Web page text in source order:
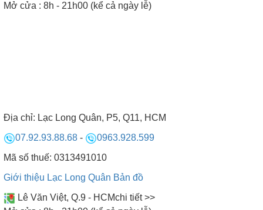
• Mâm từ E.G.O cao cấp: Được làm từ những cuộn
• Mâm từ giá rẻ: Thông thường dòng mâm này
tuổi thọ sản phẩm không cao. Chính vì vậy giá
thành của sản phẩm này cũng rẻ hơn so với những
Mở cửa : 8h - 21h00 (kể cả ngày lễ)
Địa chỉ: Lạc Long Quân, P5, Q11, HCM
07.92.93.88.68 -
0963.928.599
Mã số thuế: 0313491010
Giới thiệu Lạc Long Quân Bản đồ
Lê Văn Việt, Q.9 - HCMchi tiết >>